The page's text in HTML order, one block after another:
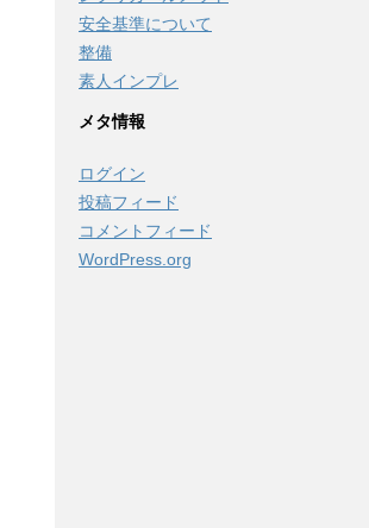
安全基準について
整備
素人インプレ
メタ情報
ログイン
投稿フィード
コメントフィード
WordPress.org